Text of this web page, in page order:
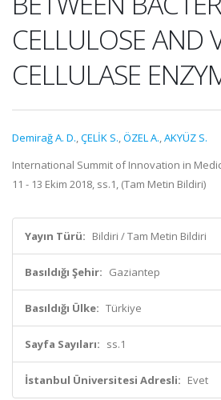
CELLULOSE AND
CELLULASE
Demirağ A. D.,ÇELİK S.,ÖZEL A.,AKYÜZ S.
International Summit of Innovation in
11 - 13 Ekim 2018, ss.1, (Tam Metin Bildiri)
Yayın Türü: Bildiri / Tam Metin Bildiri
Basıldığı Şehir: Gaziantep
Basıldığı Ülke: Türkiye
Sayfa Sayıları: ss.1
İstanbul Üniversitesi Adresli: Evet